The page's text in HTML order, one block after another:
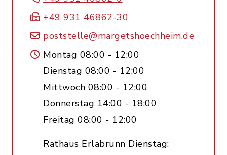
+49 931 46862-30
poststelle@margetshoechheim.de
Montag 08:00 - 12:00
Dienstag 08:00 - 12:00
Mittwoch 08:00 - 12:00
Donnerstag 14:00 - 18:00
Freitag 08:00 - 12:00
Rathaus Erlabrunn Dienstag: